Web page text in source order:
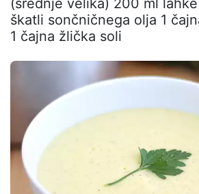
škatli sončničnega olja 1
1 čajna žlička soli